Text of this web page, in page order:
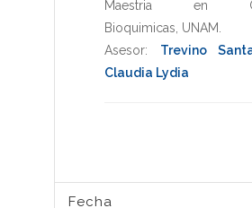
Maestria en
Bioquimicas UNAM
Asesor: Trevino
Claudia Lydia
Fecha